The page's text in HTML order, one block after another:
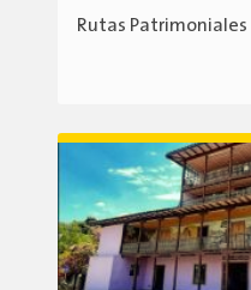
Rutas Patrimoniales